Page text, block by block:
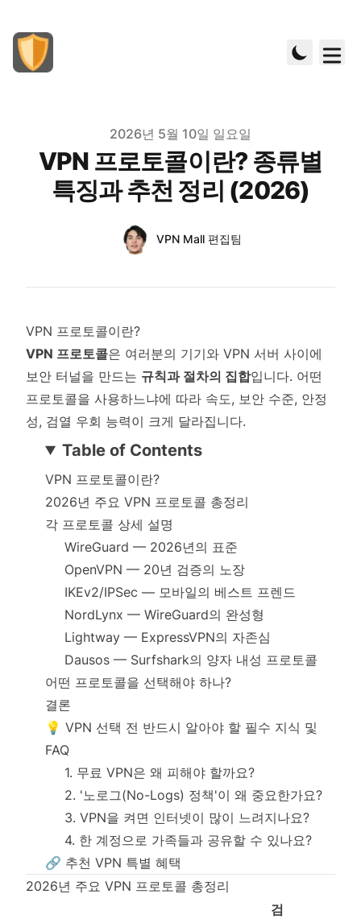
2026년 5월 10일 일요일
VPN 프로토콜이란? 종류별
특징과 추천 정리 (2026)
Name
VPN Mall 편집팀
VPN 프로토콜이란?
VPN 프로토콜은 여러분의 기기와 VPN 서버 사이에
보안 터널을 만드는 규칙과 절차의 집합입니다. 어떤
프로토콜을 사용하느냐에 따라 속도, 보안 수준, 안정
성, 검열 우회 능력이 크게 달라집니다.
Table of Contents
VPN 프로토콜이란?
2026년 주요 VPN 프로토콜 총정리
각 프로토콜 상세 설명
WireGuard — 2026년의 표준
OpenVPN — 20년 검증의 노장
IKEv2/IPSec — 모바일의 베스트 프렌드
NordLynx — WireGuard의 완성형
Lightway — ExpressVPN의 자존심
Dausos — Surfshark의 양자 내성 프로토콜
어떤 프로토콜을 선택해야 하나?
결론
💡 VPN 선택 전 반드시 알아야 할 필수 지식 및
FAQ
1. 무료 VPN은 왜 피해야 할까요?
2. '노로그(No-Logs) 정책'이 왜 중요한가요?
3. VPN을 켜면 인터넷이 많이 느려지나요?
4. 한 계정으로 가족들과 공유할 수 있나요?
🔗 추천 VPN 특별 혜택
2026년 주요 VPN 프로토콜 총정리
검